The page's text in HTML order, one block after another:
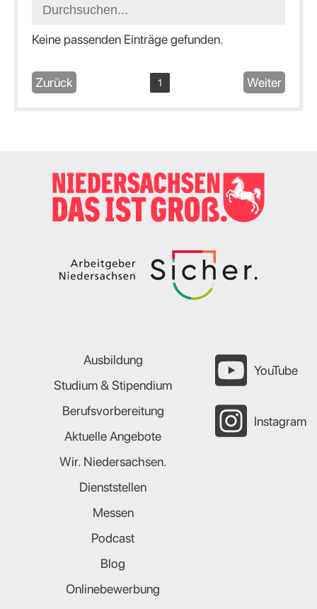
Keine passenden Einträge gefunden.
Zurück 1 Weiter
Ausbildung
Studium & Stipendium
Berufsvorbereitung
Aktuelle Angebote
Wir. Niedersachsen.
Dienststellen
Messen
Podcast
Blog
Onlinebewerbung
YouTube
Instagram